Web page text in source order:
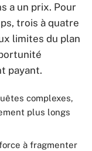
a un prix. Pour
trois à quatre
limites du plan
payant.
complexes,
plus longs
à fragmenter